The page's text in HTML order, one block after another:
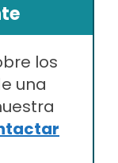
los
una